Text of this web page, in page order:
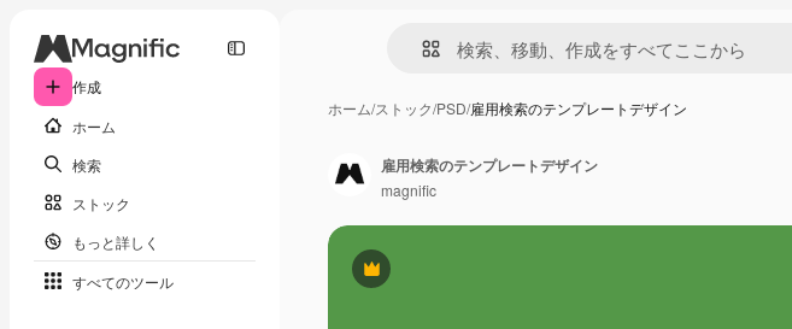
作成
ホーム
検索
ストック
もっと詳しく
すべてのツール
ホーム/ストック/PSD/雇用検索のテンプレートデザイン
Premium
雇用検索のテンプレートデザイン
magnific